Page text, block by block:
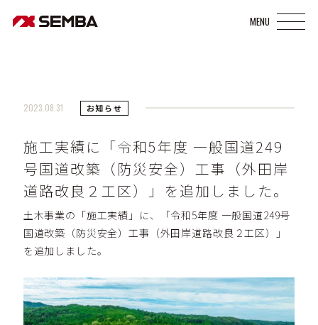
2023.08.31 お知らせ
施工実績に「令和5年度 一般国道249
号国道改築（防災安全）工事（外田岸
道路改良２工区）」を追加しました。
土木事業の「施工実績」に、「令和5年度 一般国道249号
国道改築（防災安全）工事（外田岸道路改良２工区）」
を追加しました。